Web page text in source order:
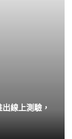
線上測驗，